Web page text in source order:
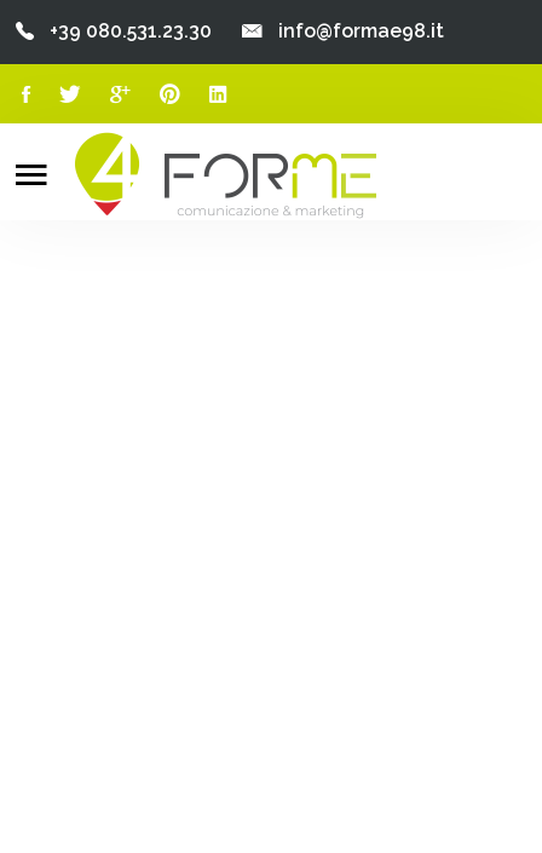
Chi Siamo
+39 080.531.23.30 info@formae98.it
Search